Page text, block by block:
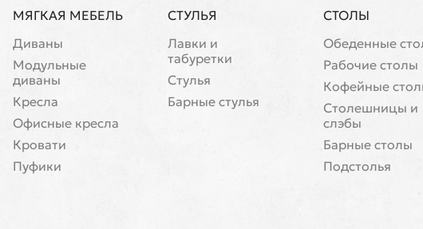
МЯГКАЯ МЕБЕЛЬ
Диваны
Модульные
диваны
Кресла
Офисные кресла
Кровати
Пуфики
СТУЛЬЯ
Лавки и
табуретки
Стулья
Барные стулья
СТОЛЫ
Обеденные
Рабочие столы
Кофейные
Cтолешницы и
слэбы
Барные столы
Подстолья